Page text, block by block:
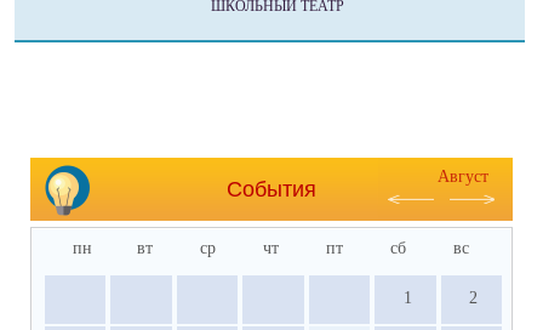
ШКОЛЬНЫЙ ТЕАТР
События
Август
пн вт ср чт пт сб вс
1 2